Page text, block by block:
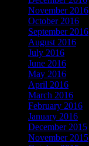
November 2016
October 2016
September 2016
August 2016
July 2016
June 2016
May 2016
April 2016
March 2016
February 2016
January 2016
December 2015
November 2015